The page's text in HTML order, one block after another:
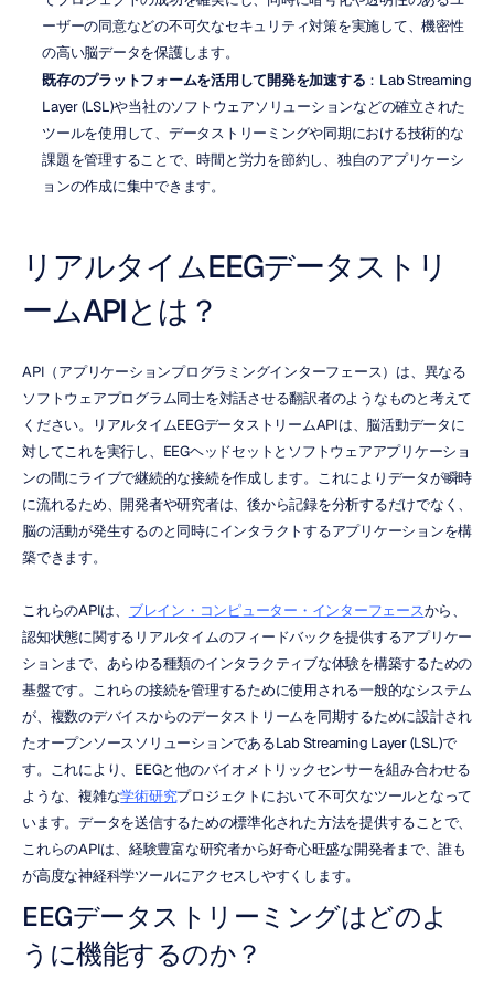
ーザーの同意などの不可欠なセキュリティ対策を実施して、機密性
の高い脳データを保護します。
既存のプラットフォームを活用して開発を加速する ：Lab Streaming
Layer (LSL)や当社のソフトウェアソリューションなどの確立された
ツールを使用して、データストリーミングや同期における技術的な
課題を管理することで、時間と労力を節約し、独自のアプリケーシ
ョンの作成に集中できます。
リアルタイムEEGデータストリ
ームAPIとは？
API（アプリケーションプログラミングインターフェース）は、異なる
ソフトウェアプログラム同士を対話させる翻訳者のようなものと考えて
ください。リアルタイムEEGデータストリームAPIは、脳活動データに
対してこれを実行し、EEGヘッドセットとソフトウェアアプリケーショ
ンの間にライブで継続的な接続を作成します。これによりデータが瞬時
に流れるため、開発者や研究者は、後から記録を分析するだけでなく、
脳の活動が発生するのと同時にインタラクトするアプリケーションを構
築できます。
これらのAPIは、 ブレイン・コンピューター・インターフェースから、
認知状態に関するリアルタイムのフィードバックを提供するアプリケー
ションまで、あらゆる種類のインタラクティブな体験を構築するための
基盤です。これらの接続を管理するために使用される一般的なシステム
が、複数のデバイスからのデータストリームを同期するために設計され
たオープンソースソリューションであるLab Streaming Layer (LSL)で
す。これにより、EEGと他のバイオメトリックセンサーを組み合わせる
ような、複雑な学術研究プロジェクトにおいて不可欠なツールとなって
います。データを送信するための標準化された方法を提供することで、
これらのAPIは、経験豊富な研究者から好奇心旺盛な開発者まで、誰も
が高度な神経科学ツールにアクセスしやすくします。
EEGデータストリーミングはどのよ
うに機能するのか？